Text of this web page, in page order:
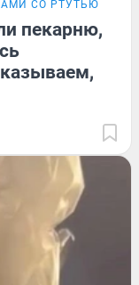
СО РТУТЬЮ
пекарню,